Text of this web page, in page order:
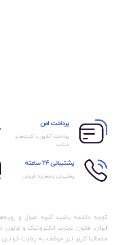
پرداخت امن
پرداخت آنلاین با کارت‌های
شتاب
پشتیبانی 24 ساعته
پشتیبانی و مشاوره فروش
توجه داشته باشید کلیه اصول و
ایران، قانون تجارت الکترونیک و
متعاقبا کاربر نیز موظف به رعایت